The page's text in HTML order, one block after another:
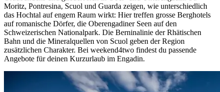
Moritz, Pontresina, Scuol und Guarda zeigen, wie unterschiedlich
das Hochtal auf engem Raum wirkt: Hier treffen grosse Berghotels
auf romanische Dörfer, die Oberengadiner Seen auf den
Schweizerischen Nationalpark. Die Berninalinie der Rhätischen
Bahn und die Mineralquellen von Scuol geben der Region
zusätzlichen Charakter. Bei weekend4two findest du passende
Angebote für deinen Kurzurlaub im Engadin.